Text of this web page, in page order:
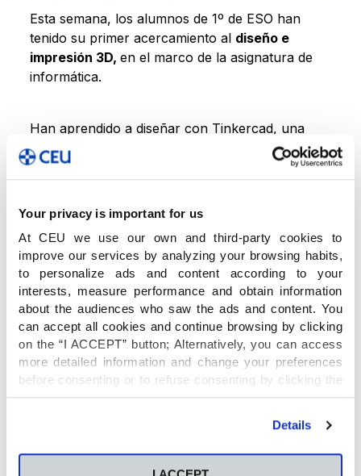
Your privacy is important for us
At CEU we use our own and third-party cookies to
improve our services by analyzing your browsing habits,
to personalize ads and content according to your
interests, measure performance and obtain information
about the audiences who saw the ads and content. You
can accept all cookies and continue browsing by clicking
on the “I ACCEPT” button; Alternatively, you can access
more detailed information and change your preferences
before consenting or to refuse consenting by clicking the
"Personalize" button. For more information you can visit
Details
Esta semana, los alumnos de 1º de ESO han
tenido su primer acercamiento al diseño e
impresión 3D, en el marco de la asignatura de
informática.
Han aprendido a diseñar con Tinkercad, una
aplicación web muy asequible para aprender a
crear e imprimir modelos en 3D.
El objetivo de utilizar en las aulas este programa
online y gratuito es que los alumnos se sumerjan
en el mundo del diseño en 3D de una forma
atractiva y sencilla. Con pocas horas de uso
notarán que manejan los conceptos básicos y
que alcanzan destrezas muy interesantes.
Con esta actividad conseguimos potenciar el
aprendizaje del alumnado de una forma
que estimulamos sus competencias STEAM. Este